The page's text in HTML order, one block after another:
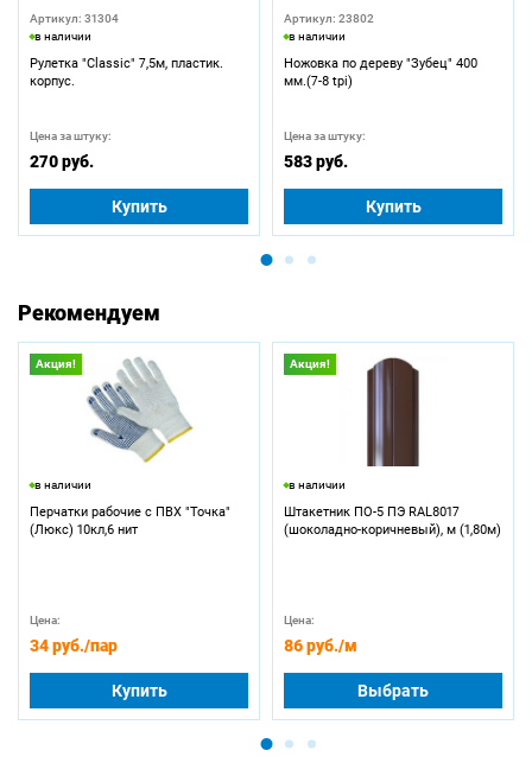
Артикул: 31304
в наличии
Рулетка "Classic" 7,5м, пластик.
корпус.
Цена за штуку:
270 руб.
Купить
Артикул: 23802
в наличии
Ножовка по дереву "Зубец" 400
мм.(7-8 tpi)
Цена за штуку:
583 руб.
Купить
Рекомендуем
Акция!
в наличии
Перчатки рабочие с ПВХ "Точка"
(Люкс) 10кл,6 нит
Цена:
34 руб./пар
Купить
Акция!
в наличии
Штакетник ПО-5 ПЭ RAL8017
(шоколадно-коричневый), м (1,80м)
Цена:
86 руб./м
Выбрать